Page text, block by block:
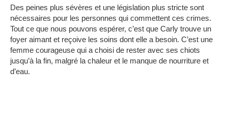
Des peines plus sévères et une législation plus stricte sont
nécessaires pour les personnes qui commettent ces crimes.
Tout ce que nous pouvons espérer, c’est que Carly trouve un
foyer aimant et reçoive les soins dont elle a besoin. C’est une
femme courageuse qui a choisi de rester avec ses chiots
jusqu’à la fin, malgré la chaleur et le manque de nourriture et
d’eau.